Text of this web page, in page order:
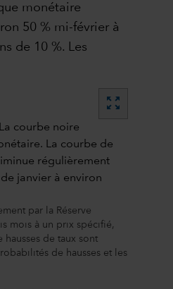
monétaire
50 % mi-février à
de 10 %. Les
zoom_out_map
par la Réserve
mois à un prix spécifié,
de taux sont
de hausses et les